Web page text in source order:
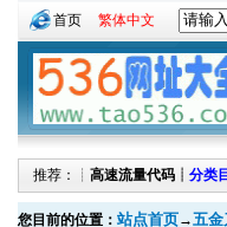
首页 繁体中文
推荐：┊ 高速流量代码 ┊ 分类
您目前的位置： 站点首页→五金